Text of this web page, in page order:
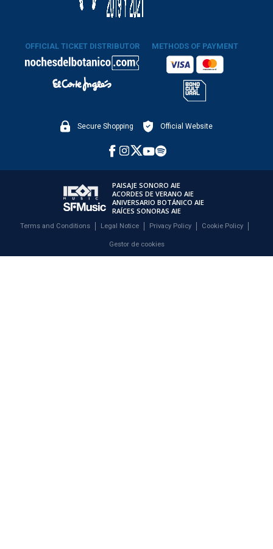
OFFICIAL TICKET DISTRIBUTOR METHODS OF PAYMENT
Secure Shopping Official Website
PAISAJE SONORO AIE
ACORDES DE VERANO AIE
ANIVERSARIO BOTÁNICO AIE
RAÍCES SONORAS AIE
Terms and Conditions Legal Notice Privacy Policy Cookie Policy
Gestor de cookies